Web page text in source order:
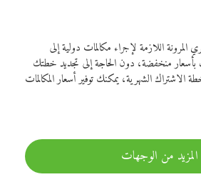
اللازمة لإجراء مكالمات دولية إلى
بأسعار منخفضة، دون الحاجة إلى تجديد خطتك
الشهرية، يمكنك توفير أسعار المكالمات
المزيد من الوجهات